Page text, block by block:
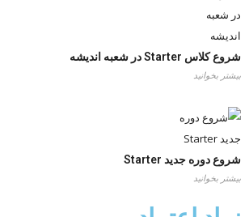
شروع کلاس Starter در شعبه اندیشه
بیشتر بخوانید
شروع دوره جدید Starter
بیشتر بخوانید